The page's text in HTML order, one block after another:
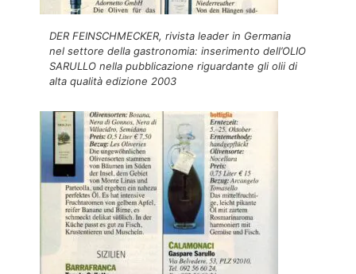
DER FEINSCHMECKER, rivista leader in Germania
nel settore della gastronomia: inserimento dell’OLIO
SARULLO nella pubblicazione riguardante gli olii di
alta qualità edizione 2003